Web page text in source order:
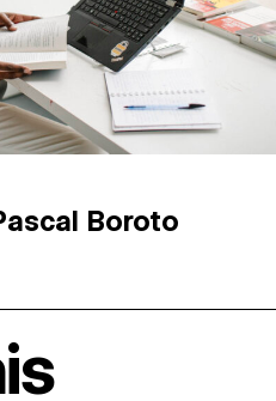
Boroto